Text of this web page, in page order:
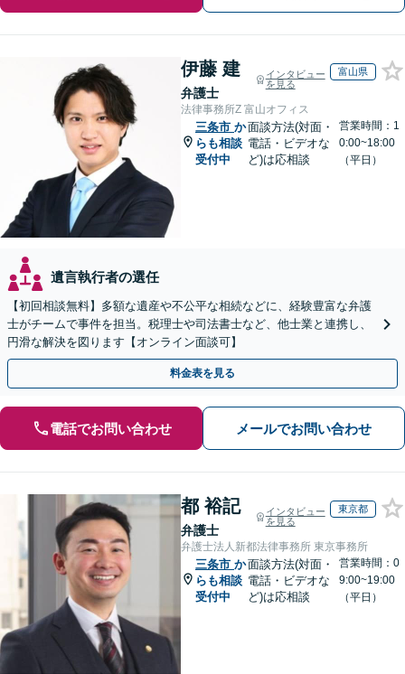
伊藤 建
弁護士
インタビュー
を見る
富山県
法律事務所Z 富山オフィス
三条市 か
らも相談
受付中
面談方法(対面・
電話・ビデオな
ど)は応相談
営業時間：1
0:00~18:00
（平日）
遺言執行者の選任
【初回相談無料】多額な遺産や不公平な相続などに、経験豊富な弁護
士がチームで事件を担当。税理士や司法書士など、他士業と連携し、
円滑な解決を図ります【オンライン面談可】
料金表を見る
電話でお問い合わせ メールでお問い合わせ
都 裕記
弁護士
インタビュー
を見る
東京都
弁護士法人新都法律事務所 東京事務所
三条市 か
らも相談
受付中
面談方法(対面・
電話・ビデオな
ど)は応相談
営業時間：0
9:00~19:00
（平日）